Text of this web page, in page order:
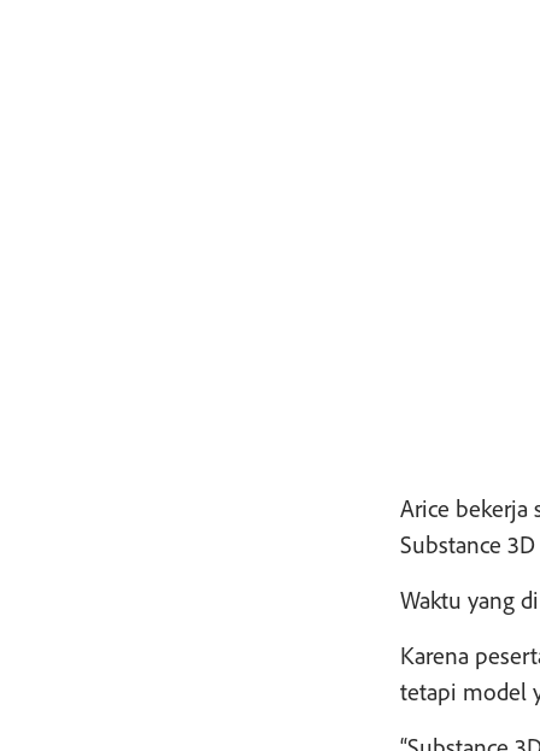
Arice bekerja
Substance
Waktu yang
Karena
tetapi model